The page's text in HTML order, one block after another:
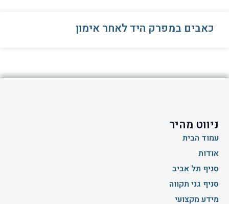
כאבים במפרק היד לאחר אימון
ניווט מהיר
עמוד הבית
אודות
סניף תל אביב
סניף גני תקווה
מידע מקצועי